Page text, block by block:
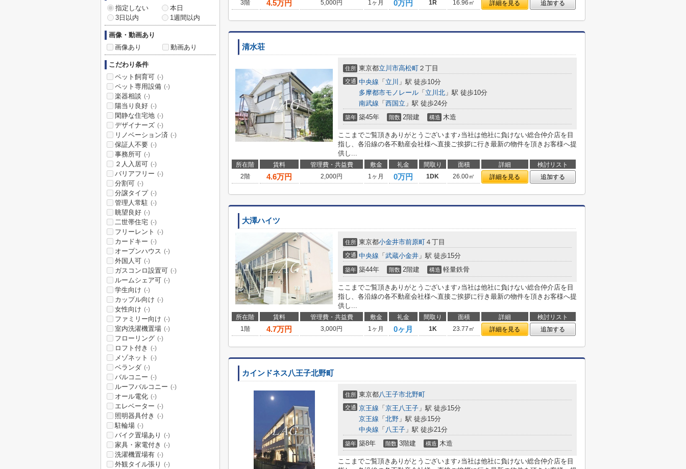
3階
4.5万円 5,000円 1ヶ月 0万円 1R 16.96㎡ 詳細を見る 追加する
清水荘
住所 東京都立川市高松町 ２丁目
交通 中央線 「 立川 」駅 徒歩10分
多摩都市モノレール 「 立川北 」駅 徒歩10分
南武線 「 西国立 」駅 徒歩24分
築年 築45年 階数 2階建 構造 木造
ここまでご覧頂きありがとうございます♪当社は他社に負けない総合仲介店を目
指し、各沿線の各不動産会社様へ直接ご挨拶に行き最新の物件を頂きお客様へ提
供し...
所在階 賃料 管理費・共益費 敷金 礼金 間取り 面積 詳細
検討リスト
2階
4.6万円 2,000円 1ヶ月 0万円 1DK 26.00㎡ 詳細を見る 追加する
大澤ハイツ
住所 東京都小金井市前原町 ４丁目
交通 中央線 「 武蔵小金井 」駅 徒歩15分
築年 築44年 階数 2階建 構造 軽量鉄骨
ここまでご覧頂きありがとうございます♪当社は他社に負けない総合仲介店を目
指し、各沿線の各不動産会社様へ直接ご挨拶に行き最新の物件を頂きお客様へ提
供し...
所在階 賃料 管理費・共益費 敷金 礼金 間取り 面積 詳細
検討リスト
1階
4.7万円 3,000円 1ヶ月 0ヶ月 1K 23.77㎡ 詳細を見る 追加する
カインドネス八王子北野町
住所 東京都八王子市北野町
交通 京王線 「 京王八王子 」駅 徒歩15分
京王線 「 北野 」駅 徒歩15分
中央線 「 八王子 」駅 徒歩21分
築年 築8年 階数 3階建 構造 木造
ここまでご覧頂きありがとうございます♪当社は他社に負けない総合仲介店を目
指定しない
本日
3日以内
1週間以内
画像・動画あり
画像あり
動画あり
こだわり条件
ペット飼育可 (-)
ペット専用設備 (-)
楽器相談 (-)
陽当り良好 (-)
閑静な住宅地 (-)
デザイナーズ (-)
リノベーション済 (-)
保証人不要 (-)
事務所可 (-)
２人入居可 (-)
バリアフリー (-)
分割可 (-)
分譲タイプ (-)
管理人常駐 (-)
眺望良好 (-)
二世帯住宅 (-)
フリーレント (-)
カードキー (-)
オープンハウス (-)
外国人可 (-)
ガスコンロ設置可 (-)
ルームシェア可 (-)
学生向け (-)
カップル向け (-)
女性向け (-)
ファミリー向け (-)
室内洗濯機置場 (-)
フローリング (-)
ロフト付き (-)
メゾネット (-)
ベランダ (-)
バルコニー (-)
ルーフバルコニー (-)
オール電化 (-)
エレベーター (-)
照明器具付き (-)
駐輪場 (-)
バイク置場あり (-)
家具・家電付き (-)
洗濯機置場有 (-)
外観タイル張り (-)